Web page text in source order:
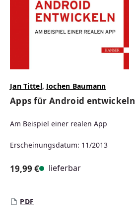
Jan Tittel, Jochen Baumann
Apps für Android entwickeln
Am Beispiel einer realen App
Erscheinungsdatum: 11/2013
19,99 € lieferbar
PDF